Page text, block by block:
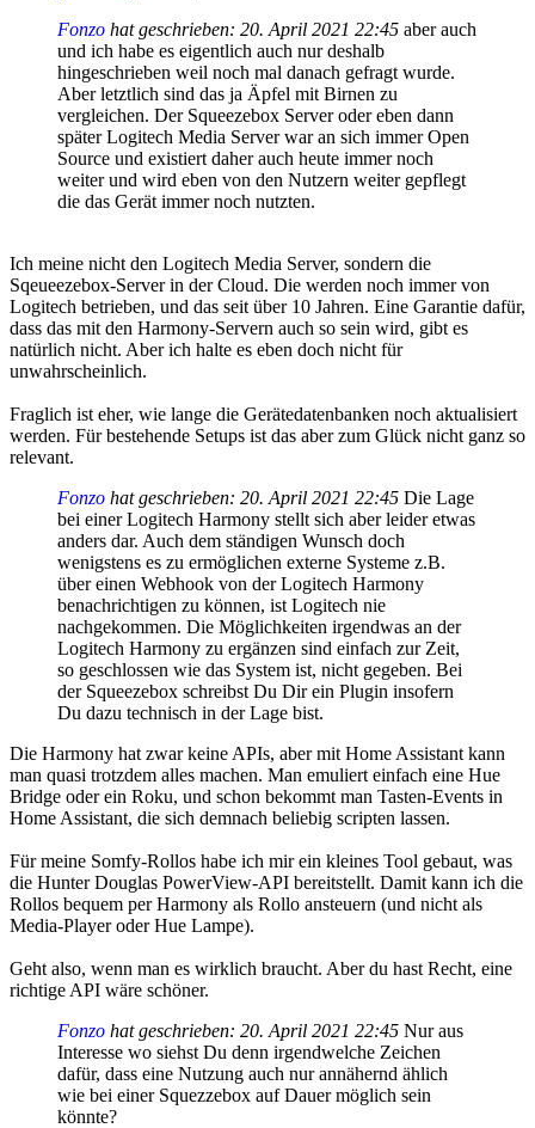
Fonzo hat geschrieben: 20. April 2021 22:45 aber auch
und ich habe es eigentlich auch nur deshalb
hingeschrieben weil noch mal danach gefragt wurde.
Aber letztlich sind das ja Äpfel mit Birnen zu
vergleichen. Der Squeezebox Server oder eben dann
später Logitech Media Server war an sich immer Open
Source und existiert daher auch heute immer noch
weiter und wird eben von den Nutzern weiter gepflegt
die das Gerät immer noch nutzten.
Ich meine nicht den Logitech Media Server, sondern die
Sqeueezebox-Server in der Cloud. Die werden noch immer von
Logitech betrieben, und das seit über 10 Jahren. Eine Garantie dafür,
dass das mit den Harmony-Servern auch so sein wird, gibt es
natürlich nicht. Aber ich halte es eben doch nicht für
unwahrscheinlich.
Fraglich ist eher, wie lange die Gerätedatenbanken noch aktualisiert
werden. Für bestehende Setups ist das aber zum Glück nicht ganz so
relevant.
Fonzo hat geschrieben: 20. April 2021 22:45 Die Lage
bei einer Logitech Harmony stellt sich aber leider etwas
anders dar. Auch dem ständigen Wunsch doch
wenigstens es zu ermöglichen externe Systeme z.B.
über einen Webhook von der Logitech Harmony
benachrichtigen zu können, ist Logitech nie
nachgekommen. Die Möglichkeiten irgendwas an der
Logitech Harmony zu ergänzen sind einfach zur Zeit,
so geschlossen wie das System ist, nicht gegeben. Bei
der Squeezebox schreibst Du Dir ein Plugin insofern
Du dazu technisch in der Lage bist.
Die Harmony hat zwar keine APIs, aber mit Home Assistant kann
man quasi trotzdem alles machen. Man emuliert einfach eine Hue
Bridge oder ein Roku, und schon bekommt man Tasten-Events in
Home Assistant, die sich demnach beliebig scripten lassen.
Für meine Somfy-Rollos habe ich mir ein kleines Tool gebaut, was
die Hunter Douglas PowerView-API bereitstellt. Damit kann ich die
Rollos bequem per Harmony als Rollo ansteuern (und nicht als
Media-Player oder Hue Lampe).
Geht also, wenn man es wirklich braucht. Aber du hast Recht, eine
richtige API wäre schöner.
Fonzo hat geschrieben: 20. April 2021 22:45 Nur aus
Interesse wo siehst Du denn irgendwelche Zeichen
dafür, dass eine Nutzung auch nur annähernd ählich
wie bei einer Squezzebox auf Dauer möglich sein
könnte?